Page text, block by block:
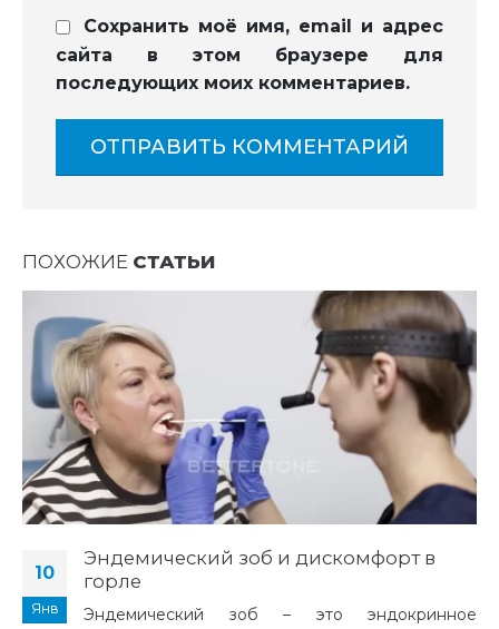
Сохранить моё имя, email и адрес
сайта в этом браузере для
последующих моих комментариев.
ПОХОЖИЕ СТАТЬИ
10
Янв
Эндемический зоб и дискомфорт в
горле
Эндемический зоб – это эндокринное